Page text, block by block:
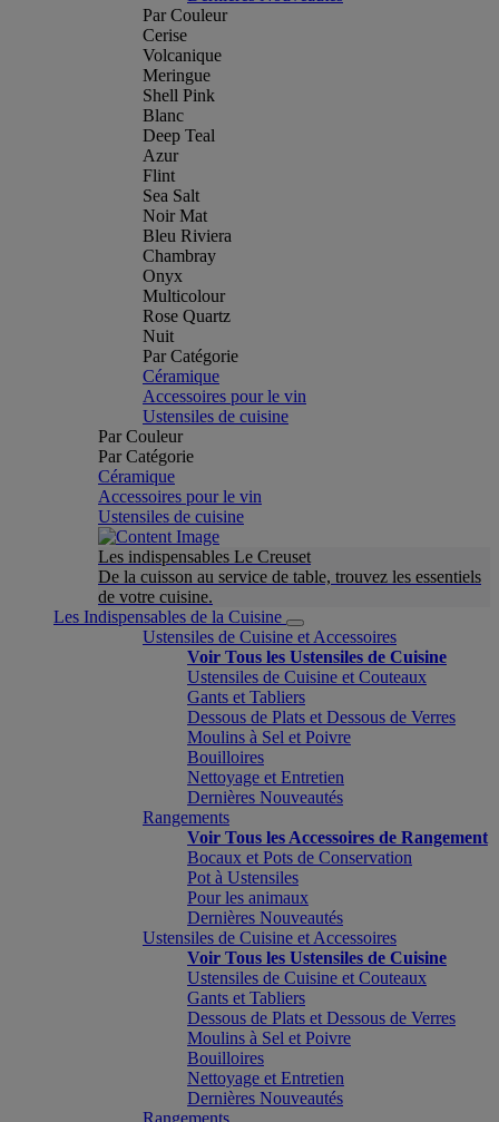
Par Couleur
Cerise
Volcanique
Meringue
Shell Pink
Blanc
Deep Teal
Azur
Flint
Sea Salt
Noir Mat
Bleu Riviera
Chambray
Onyx
Multicolour
Rose Quartz
Nuit
Par Catégorie
Céramique
Accessoires pour le vin
Ustensiles de cuisine
Par Couleur
Par Catégorie
Céramique
Accessoires pour le vin
Ustensiles de cuisine
Les indispensables Le Creuset
De la cuisson au service de table, trouvez les essentiels
de votre cuisine.
Les Indispensables de la Cuisine
Ustensiles de Cuisine et Accessoires
Voir Tous les Ustensiles de Cuisine
Ustensiles de Cuisine et Couteaux
Gants et Tabliers
Dessous de Plats et Dessous de Verres
Moulins à Sel et Poivre
Bouilloires
Nettoyage et Entretien
Dernières Nouveautés
Rangements
Voir Tous les Accessoires de Rangement
Bocaux et Pots de Conservation
Pot à Ustensiles
Pour les animaux
Dernières Nouveautés
Ustensiles de Cuisine et Accessoires
Voir Tous les Ustensiles de Cuisine
Ustensiles de Cuisine et Couteaux
Gants et Tabliers
Dessous de Plats et Dessous de Verres
Moulins à Sel et Poivre
Bouilloires
Nettoyage et Entretien
Dernières Nouveautés
Rangements